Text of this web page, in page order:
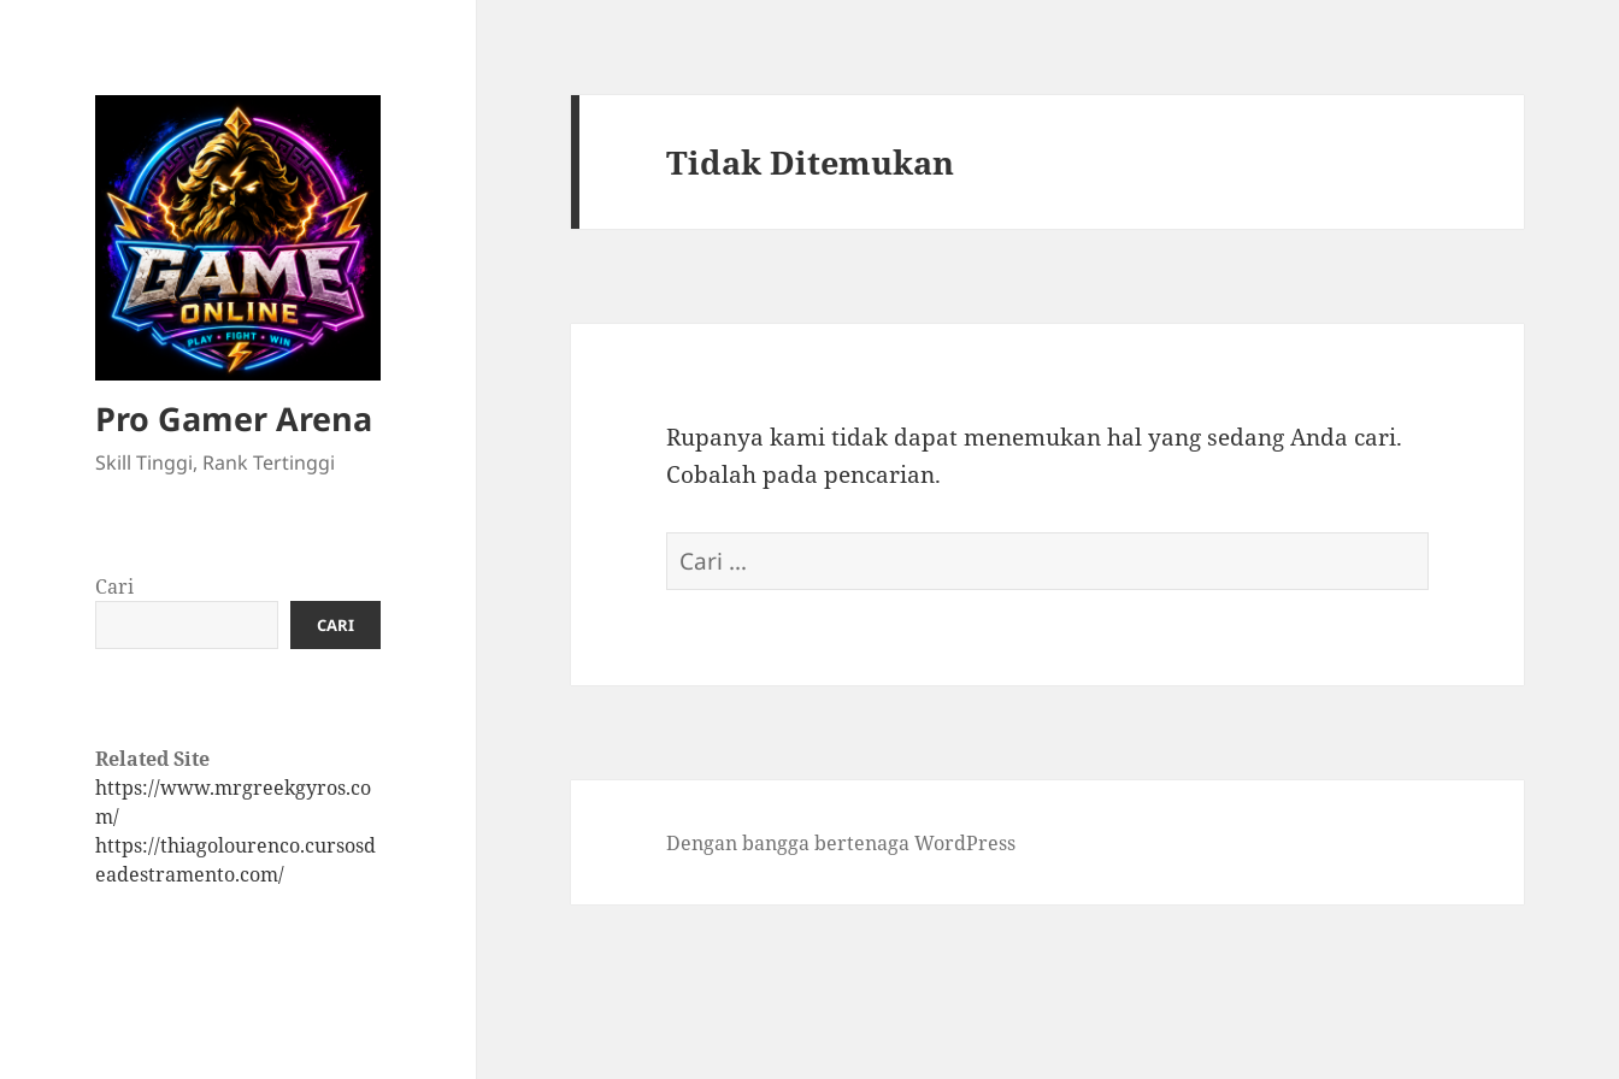
Pro Gamer Arena
Skill Tinggi, Rank Tertinggi
Cari
CARI
Related Site
https://www.mrgreekgyros.co
m/
https://thiagolourenco.cursosd
eadestramento.com/
Tidak Ditemukan
Rupanya kami tidak dapat menemukan hal yang sedang Anda cari.
Cobalah pada pencarian.
Cari
untuk:
Dengan bangga bertenaga WordPress